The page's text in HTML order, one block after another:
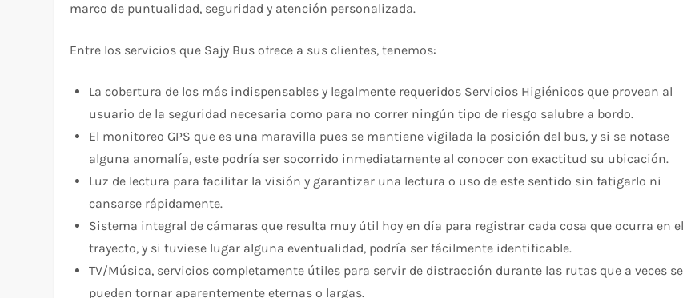
marco de puntualidad, seguridad y atención personalizada.
Entre los servicios que Sajy Bus ofrece a sus clientes, tenemos:
La cobertura de los más indispensables y legalmente requeridos Servicios Higiénicos que provean al
usuario de la seguridad necesaria como para no correr ningún tipo de riesgo salubre a bordo.
El monitoreo GPS que es una maravilla pues se mantiene vigilada la posición del bus, y si se notase
alguna anomalía, este podría ser socorrido inmediatamente al conocer con exactitud su ubicación.
Luz de lectura para facilitar la visión y garantizar una lectura o uso de este sentido sin fatigarlo ni
cansarse rápidamente.
Sistema integral de cámaras que resulta muy útil hoy en día para registrar cada cosa que ocurra en el
trayecto, y si tuviese lugar alguna eventualidad, podría ser fácilmente identificable.
TV/Música, servicios completamente útiles para servir de distracción durante las rutas que a veces se
pueden tornar aparentemente eternas o largas.